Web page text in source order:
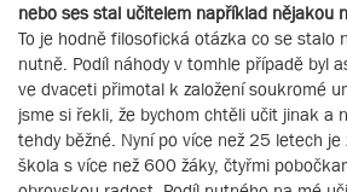
nebo ses stal učitelem například nějakou
To je hodně filosofická otázka co se stalo
nutně. Podíl náhody v tomhle případě byl
ve dvaceti přimotal k založení soukromé
jsme si řekli, že bychom chtěli učit jinak a
tehdy běžné. Nyní po více než 25 letech
škola s více než 600 žáky, čtyřmi